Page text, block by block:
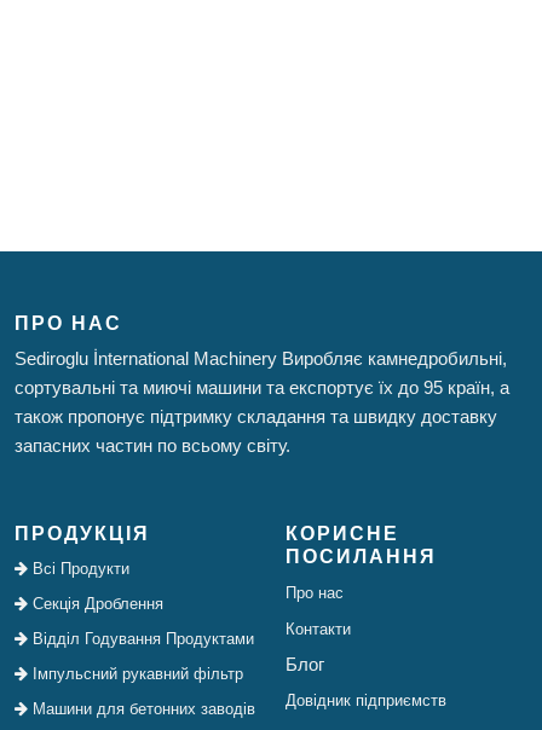
ПРО НАС
Sediroglu İnternational Machinery Виробляє камнедробильні,
сортувальні та миючі машини та експортує їх до 95 країн, а
також пропонує підтримку складання та швидку доставку
запасних частин по всьому світу.
ПРОДУКЦІЯ
Всі Продукти
Секція Дроблення
Відділ Годування Продуктами
Імпульсний рукавний фільтр
Машини для бетонних заводів
КОРИСНЕ
ПОСИЛАННЯ
Про нас
Контакти
Блог
Довідник підприємств